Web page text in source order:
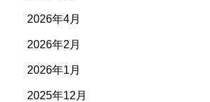
2026年4月
2026年2月
2026年1月
2025年12月